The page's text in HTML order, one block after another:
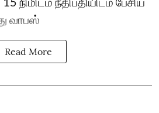
வாபஸ்
Read More